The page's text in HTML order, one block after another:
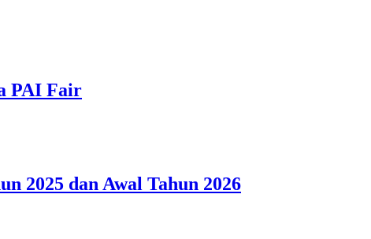
PAI Fair
2025 dan Awal Tahun 2026